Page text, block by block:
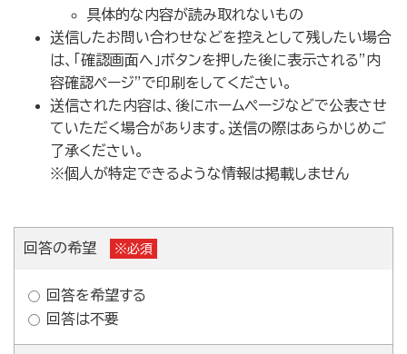
具体的な内容が読み取れないもの
送信したお問い合わせなどを控えとして残したい場合
は、「確認画面へ」ボタンを押した後に表示される”内
容確認ページ”で印刷をしてください。
送信された内容は、後にホームページなどで公表させ
ていただく場合があります。送信の際はあらかじめご
了承ください。
※個人が特定できるような情報は掲載しません
回答の希望 ※必須
回答を希望する
回答は不要